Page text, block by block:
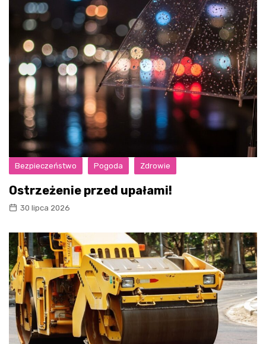
Bezpieczeństwo Pogoda Zdrowie
Ostrzeżenie przed upałami!
30 lipca 2026